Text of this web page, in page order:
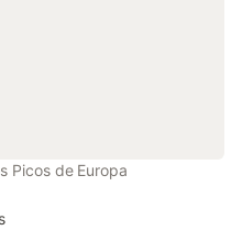
Picos de Europa